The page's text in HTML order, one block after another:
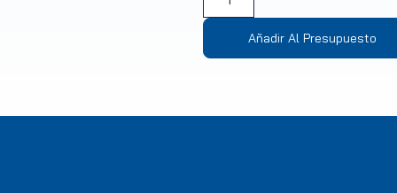
Añadir Al Presupuesto